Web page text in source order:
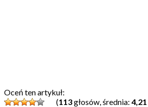
Oceń ten artykuł:
(113głosów, średnia: 4,21